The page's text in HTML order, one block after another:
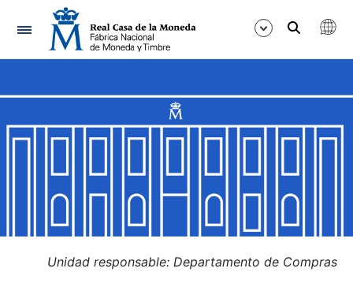
Navegación
Mostrar/Ocultar
Mostrar/Ocultar
Mostrar/Ocultar
Unidad responsable: Departamento de Compras